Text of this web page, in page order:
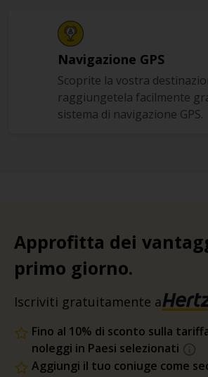
Navigazione GPS
Scoprite la vostra
raggiungetela facilmente
sistema di navigazione GPS.
Approfitta dei
primo giorno.
Iscriviti gratuitamente a
Fino al 10% di sconto sulla
noleggi in Paesi selezionati
Aggiungi il tuo coniuge come